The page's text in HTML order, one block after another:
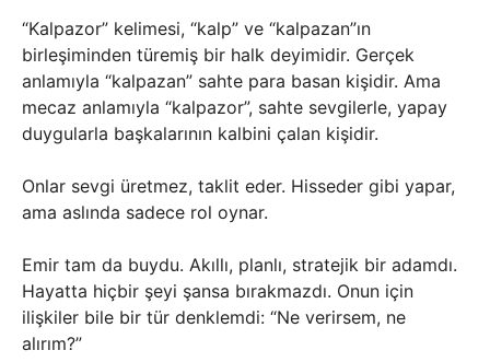
“Kalpazor” kelimesi, “kalp” ve “kalpazan”ın
birleşiminden türemiş bir halk deyimidir. Gerçek
anlamıyla “kalpazan” sahte para basan kişidir. Ama
mecaz anlamıyla “kalpazor”, sahte sevgilerle, yapay
duygularla başkalarının kalbini çalan kişidir.
Onlar sevgi üretmez, taklit eder. Hisseder gibi yapar,
ama aslında sadece rol oynar.
Emir tam da buydu. Akıllı, planlı, stratejik bir adamdı.
Hayatta hiçbir şeyi şansa bırakmazdı. Onun için
ilişkiler bile bir tür denklemdi: “Ne verirsem, ne
alırım?”